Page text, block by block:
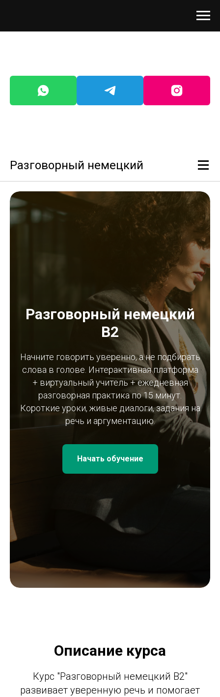
Разговорный немецкий
Разговорный немецкий
B2
Начните говорить уверенно, а не подбирать
слова в голове. Интерактивная платформа
+ виртуальный учитель + ежедневная
разговорная практика по 15 минут.
Короткие уроки, живые диалоги, задания на
речь и аргументацию.
Начать обучение
Описание курса
Курс "Разговорный немецкий B2"
развивает уверенную речь и помогает